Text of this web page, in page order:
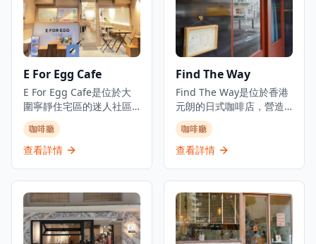
烘焙的意大利食品和海濱
用餐體驗。餐廳作為沉浸
式烘焙概念經營，名稱喚
起意大利語中的「麵包和
Bench Cafe在荃灣中心地
帶提供舒適的用餐體驗，
以西式料理和優質咖啡為
特色，營造悠閒的環境。
E For Egg Cafe
E For Egg Cafe是位於大
圍寧靜住宅區的迷人社區
咖啡廳，提供舒適的用餐
體驗，主打創意雞蛋料理
和西式美食。這間寵物友
點的熱門目的地。咖啡廳
以創新菜單聞名，包括金
沙軟殼蟹三文魚籽海鮮等
特色菜品和各式雞蛋料
咖啡廳
查看詳情
Find The Way
Find The Way是位於香港
元朗的日式咖啡店，營造
出真正的昭和年代日本喫
茶店氛圍，讓顧客彷彿瞬
間穿越到日本。店內採用
環境寧靜舒適。Find The
Way提供多樣化菜單，招
牌菜式包括焦糖雞蛋布
丁、楓糖漿鬆餅、藍橙梳
咖啡廳
查看詳情